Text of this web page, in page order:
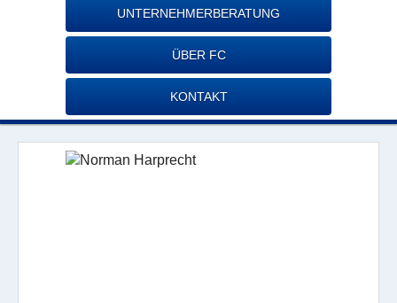
UNTERNEHMERBERATUNG
ÜBER FC
KONTAKT